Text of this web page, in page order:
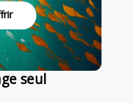
seul